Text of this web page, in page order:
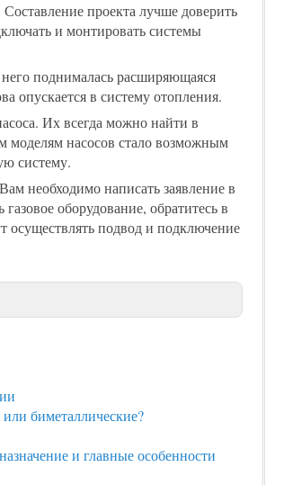
проекта лучше доверить
и монтировать системы
поднималась расширяющаяся
опускается в систему отопления.
Их всегда можно найти в
моделям насосов стало возможным
систему.
необходимо написать заявление в
оборудование, обратитесь в
осуществлять подвод и подключение
биметаллические?
и главные особенности